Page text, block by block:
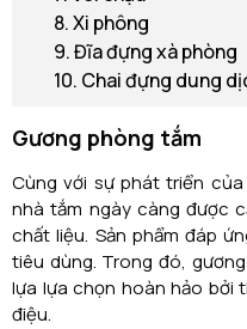
8. Xi phông
9. Đĩa đựng xà phòng
10. Chai đựng dung
Gương phòng tắm
Cùng với sự phát triển
nhà tắm ngày càng được
chất liệu. Sản phẩm đáp
tiêu dùng. Trong đó,
lựa lựa chọn hoàn hảo bởi
điệu.